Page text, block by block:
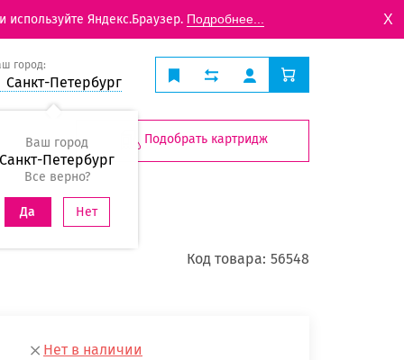
Яндекс.Браузер. Подробнее... X
город:
Санкт-Петербург
Ваш город
Санкт-Петербург
Все верно?
Да Нет
Подобрать картридж
Код товара: 56548
Нет в наличии